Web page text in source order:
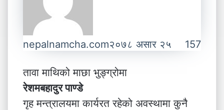
nepalnamcha.com२०७८ असार २५ 157
तावा माथिको माछा भुङ्ग्रोमा
रेशमबहादुर पाण्डे
गृह मन्त्रालयमा कार्यरत रहेको अवस्थामा कुनै